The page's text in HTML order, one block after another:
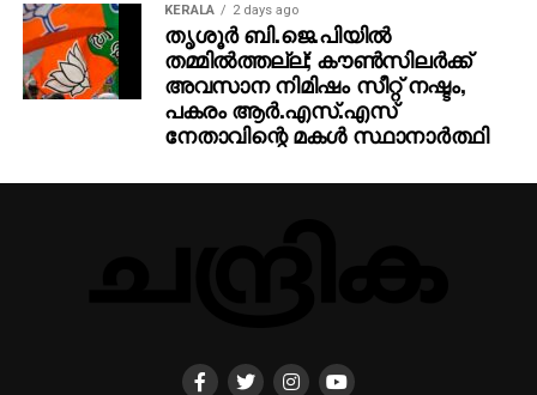
ഒപെക് ഉല്‍പാദനം കുറച്ചു എണ്ണ വില ഉയരുന്നു
DON'T MISS
കഷ്ടപ്പെടുത്തുന്ന ഭരണാധികാരികള്‍
KERALA 2 days ago
തൃശൂര്‍ ബി.ജെ.പിയില്‍
തമ്മില്‍ത്തല്ല്; കൗണ്‍സിലര്‍ക്ക്
അവസാന നിമിഷം സീറ്റ് നഷ്ടം,
പകരം ആര്‍.എസ്.എസ്
നേതാവിന്റെ മകള്‍ സ്ഥാനാര്‍ത്ഥി